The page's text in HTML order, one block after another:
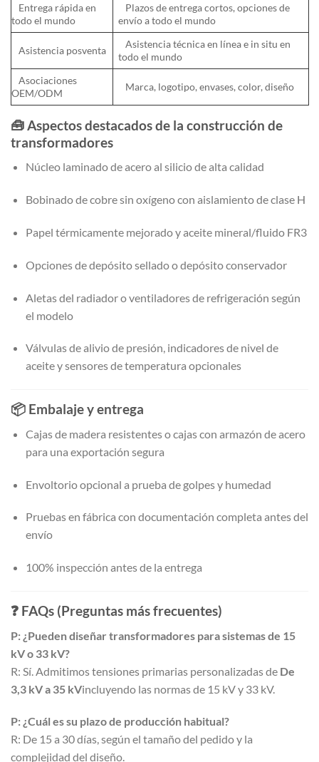
Entrega rápida en
todo el mundo
Plazos de entrega cortos, opciones de
envío a todo el mundo
Asistencia posventa
Asistencia técnica en línea e in situ en
todo el mundo
Asociaciones
OEM/ODM
Marca, logotipo, envases, color, diseño
🧰Aspectos destacados de la construcción de
transformadores
Núcleo laminado de acero al silicio de alta calidad
Bobinado de cobre sin oxígeno con aislamiento de clase H
Papel térmicamente mejorado y aceite mineral/fluido FR3
Opciones de depósito sellado o depósito conservador
Aletas del radiador o ventiladores de refrigeración según
el modelo
Válvulas de alivio de presión, indicadores de nivel de
aceite y sensores de temperatura opcionales
📦 Embalaje y entrega
Cajas de madera resistentes o cajas con armazón de acero
para una exportación segura
Envoltorio opcional a prueba de golpes y humedad
Pruebas en fábrica con documentación completa antes del
envío
100% inspección antes de la entrega
❓ FAQs (Preguntas más frecuentes)
P: ¿Pueden diseñar transformadores para sistemas de 15
kV o 33 kV?
R: Sí. Admitimos tensiones primarias personalizadas de De
3,3 kV a 35 kVincluyendo las normas de 15 kV y 33 kV.
P: ¿Cuál es su plazo de producción habitual?
R: De 15 a 30 días, según el tamaño del pedido y la
complejidad del diseño.